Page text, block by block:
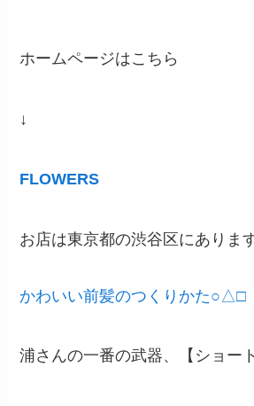
ホームページはこちら
↓
FLOWERS
お店は東京都の渋谷区にあります
かわいい前髪のつくりかた○△□
浦さんの一番の武器、【ショー